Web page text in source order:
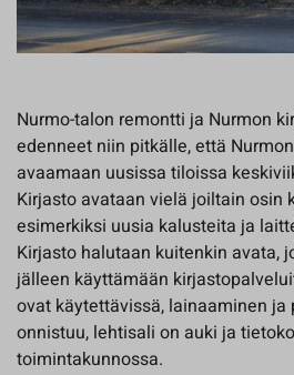
Nurmo-talon remontti ja Nurmon
edenneet niin pitkälle, että
avaamaan uusissa tiloissa
Kirjasto avataan vielä joiltain osin
esimerkiksi uusia kalusteita ja
Kirjasto halutaan kuitenkin avata,
jälleen käyttämään
ovat käytettävissä, lainaaminen ja
onnistuu, lehtisali on auki ja
toimintakunnossa.